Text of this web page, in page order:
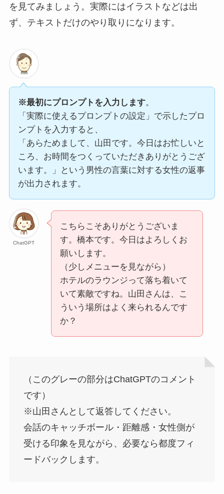
を見てみましょう。実際にはイラストなどは出
ず、テキストだけのやり取りになります。
※最初にプロンプトを入力します。
「実際に使えるプロンプトの設定」で示したプロ
ンプトを入力すると、
「あらためまして、山田です。今日はお忙しいと
ころ、お時間をつくっていただきありがとうござ
います。」という男性の言葉に対する女性の返事
が出力されます。
ChatGPT
こちらこそありがとうございま
す。橋本です。今日はよろしくお
願いします。
（少しメニューを見ながら）
ホテルのラウンジって落ち着いて
いて素敵ですね。山田さんは、こ
ういう場所はよく来られるんです
か？
（このグレーの部分はChatGPTのコメント
です）
※山田さんとして返答してください。
会話のキャッチボール・距離感・女性側が
受ける印象を見ながら、必要なら都度フィ
ードバックします。